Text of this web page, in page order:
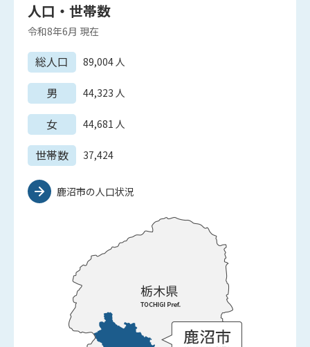
人口・世帯数
令和8年6月 現在
総人口 89,004人
男 44,323 人
女 44,681 人
世帯数 37,424
鹿沼市の人口状況